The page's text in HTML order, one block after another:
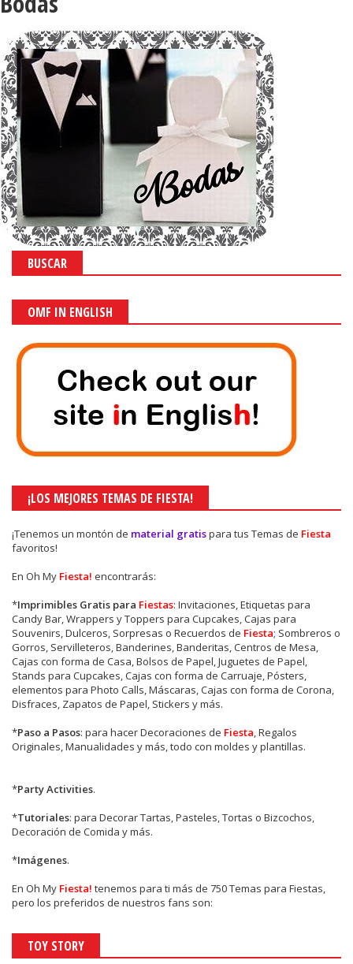
BUSCAR
OMF IN ENGLISH
¡LOS MEJORES TEMAS DE FIESTA!
¡Tenemos un montón de material gratispara tus Temas de Fiesta
favoritos!
En Oh My Fiesta! encontrarás:
*Imprimibles Gratis para Fiestas: Invitaciones, Etiquetas para
Candy Bar, Wrappers y Toppers para Cupcakes, Cajas para
Souvenirs, Dulceros, Sorpresas o Recuerdos de Fiesta; Sombreros o
Gorros, Servilleteros, Banderines, Banderitas, Centros de Mesa,
Cajas con forma de Casa, Bolsos de Papel, Juguetes de Papel,
Stands para Cupcakes, Cajas con forma de Carruaje, Pósters,
elementos para Photo Calls, Máscaras, Cajas con forma de Corona,
Disfraces, Zapatos de Papel, Stickers y más.
*Paso a Pasos: para hacer Decoraciones de Fiesta, Regalos
Originales, Manualidades y más, todo con moldes y plantillas.
*Party Activities.
*Tutoriales: para Decorar Tartas, Pasteles, Tortas o Bizcochos,
Decoración de Comida y más.
*Imágenes.
En Oh My Fiesta! tenemos para ti más de 750 Temas para Fiestas,
pero los preferidos de nuestros fans son:
TOY STORY